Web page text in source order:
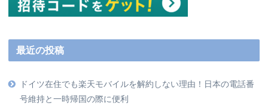
最近の投稿
ドイツ在住でも楽天モバイルを解約しない理由！日本の電話番
号維持と一時帰国の際に便利